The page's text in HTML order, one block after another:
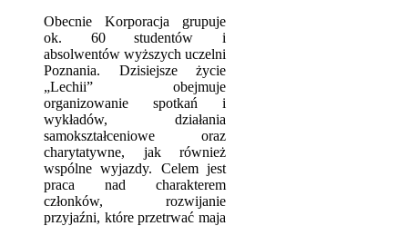
Obecnie Korporacja grupuje
ok. 60 studentów i
absolwentów wyższych uczelni
Poznania. Dzisiejsze życie
„Lechii” obejmuje
organizowanie spotkań i
wykładów, działania
samokształceniowe oraz
charytatywne, jak również
wspólne wyjazdy. Celem jest
praca nad charakterem
członków, rozwijanie
przyjaźni, które przetrwać maja